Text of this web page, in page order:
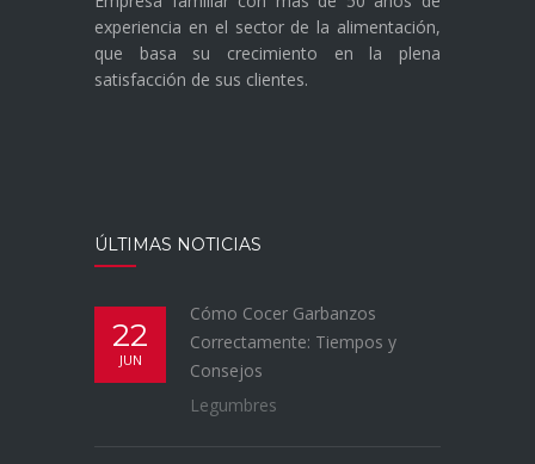
experiencia en el sector de la alimentación,
que basa su crecimiento en la plena
satisfacción de sus clientes.
ÚLTIMAS NOTICIAS
22
JUN
Cómo Cocer Garbanzos
Correctamente: Tiempos y
Consejos
Legumbres